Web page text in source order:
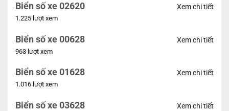
Biển số xe 02620
1.225 lượt xem
Xem chi tiết
Biển số xe 00628
963 lượt xem
Xem chi tiết
Biển số xe 01628
1.016 lượt xem
Xem chi tiết
Biển số xe 03628 Xem chi tiết